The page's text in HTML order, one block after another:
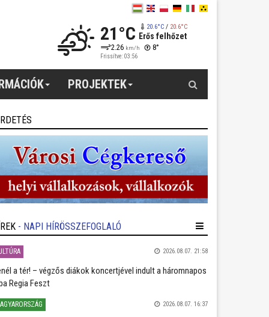
21°C 20.6°C/ 20.6°C
Erős felhőzet
2.26 km/h 8°
Frissítve: 03:56
PROJEKTEK
- NAPI HÍRÖSSZEFOGLALÓ
2026.08.07. 21:58
a tér! – végzős diákok koncertjével indult a háromnapos
Regia Feszt
2026.08.07. 16:37